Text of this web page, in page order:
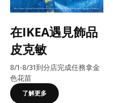
在IKEA遇見飾品
皮克敏
8/1-8/31到分店完成任務拿金
色花苗
了解更多